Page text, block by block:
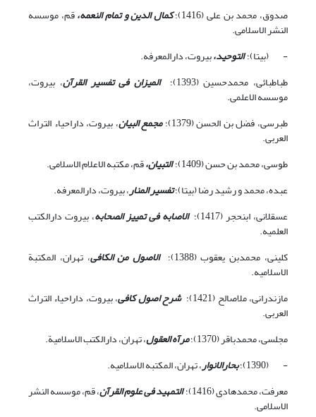
صدوق، محمد بن علی (1416)؛
کمال الدین و تمام النعمه،قم، موسسه
النشر الاسلامی.
- (بی‏تا)؛التوحید،بیروت، دارالمعرفه.
طباطبائی، محمدحسین (1393)؛
المیزان فی تفسیر القرآن، بیروت،
موسسه الاعلمی.
طبرسی، فضل بن الحسن (1379)؛
مجمع البیان، بیروت، داراحیاء التراث
العربی.
طوسی، محمد بن حسن (1409)؛
التبیان،قم، مکتبه الاعلام الاسلامی.
عبده، محمد و رشید رضا (بی‏تا)؛تفسیر المنار، بیروت، دارالمعرفه.
عسقلانی، ابن‏حجر (1417)؛
الاصابه فی تمییز الصحابه، بیروت دارالکتب
العلمیه.
کلینی، محمدبن یعقوب (1388)؛
الاصول من الکافی، تهران، المکتبة
الاسلامیه.
مازندرانی، ملاصالح (1421)؛
شرح اصول کافی، بیروت، داراحیاء التراث
العربی.
مجلسی، محمدباقر (1370)؛
مرآه العقول، تهران، دارالکتب الاسلامیة.
- (1390)؛
بحارالانوار، تهران، المکتبه الاسلامیه.
معرفت، محمدهادی (1416)؛
التمهید فی علوم القرآن، قم، موسسه النشر
الاسلامی.